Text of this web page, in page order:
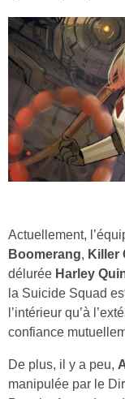
Actuellement,
Boomerang, Killer
délurée Harley
la Suicide Squad
l’intérieur qu’à
confiance
De plus, il y a peu,
manipulée par le